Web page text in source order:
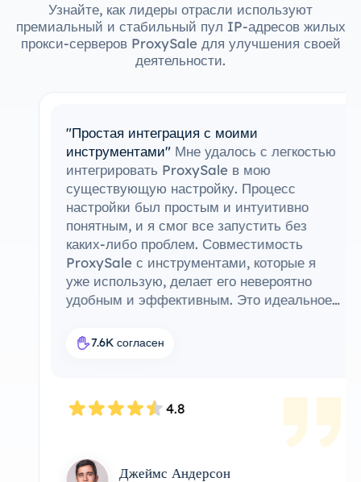
Узнайте, как лидеры отрасли используют
премиальный и стабильный пул IP-адресов жилых
прокси-серверов ProxySale для улучшения своей
деятельности.
"Простая интеграция с моими
инструментами"Мне удалось с легкостью
интегрировать ProxySale в мою
существующую настройку. Процесс
настройки был простым и интуитивно
понятным, и я смог все запустить без
каких-либо проблем. Совместимость
ProxySale с инструментами, которые я
уже использую, делает его невероятно
удобным и эффективным. Это идеальное
процесса.
7.6K согласен
4.8
Джеймс Андерсон